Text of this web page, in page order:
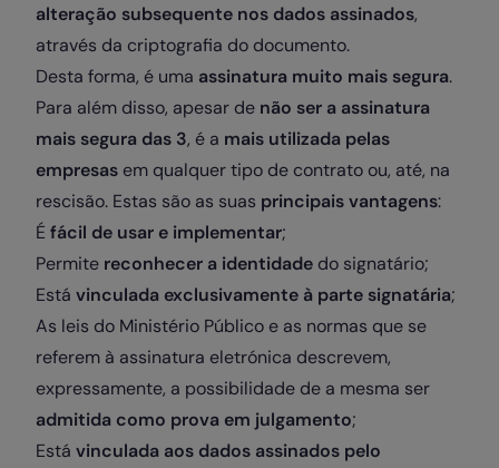
alteração subsequente nos dados assinados,
através da criptografia do documento.
Desta forma, é uma assinatura muito mais segura.
Para além disso, apesar de não ser a assinatura
mais segura das 3, é a mais utilizada pelas
empresas em qualquer tipo de contrato ou, até, na
rescisão. Estas são as suas principais vantagens:
É fácil de usar e implementar;
Permite reconhecer a identidade do signatário;
Está vinculada exclusivamente à parte signatária;
As leis do Ministério Público e as normas que se
referem à assinatura eletrónica descrevem,
expressamente, a possibilidade de a mesma ser
admitida como prova em julgamento;
Está vinculada aos dados assinados pelo